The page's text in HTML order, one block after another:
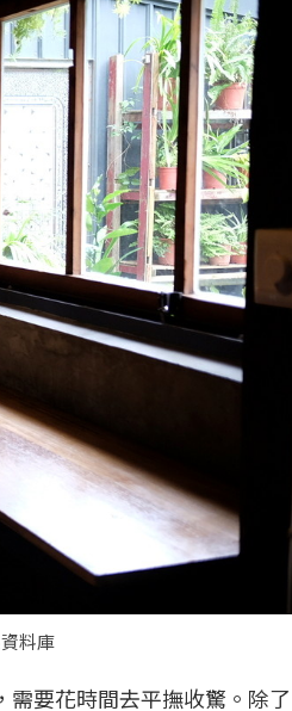
料庫
要花時間去平撫收驚。除了